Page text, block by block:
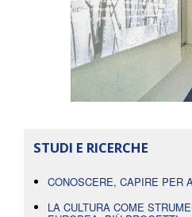
STUDI E RICERCHE
CONOSCERE, CAPIRE PER
LA CULTURA COME